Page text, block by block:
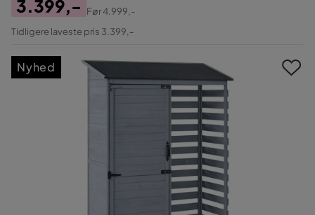
Pris
3.399,-
Original
Før4.999,-
Tidligere laveste pris 3.399,-
Nyhed